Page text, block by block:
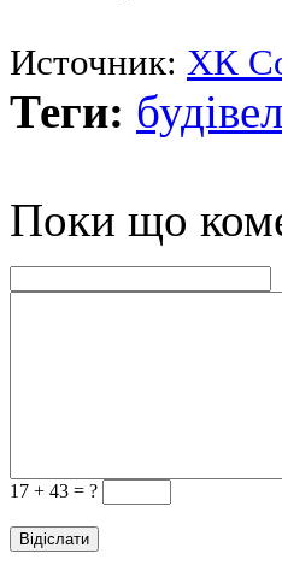
Источник: ХК
Теги:
Поки що
17 + 43 = ?